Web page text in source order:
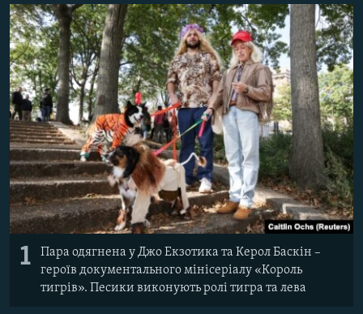
ВІДЕОУРОКИ «ELIFBE»
СВІДЧЕННЯ ОКУПАЦІЇ
УКРАЇНСЬКА ПРОБЛЕМА КРИМУ
ІНФОГРАФІКА
Русский
Qırımtatar
ДОЛУЧАЙСЯ!
Усі сайти RFE/RL
1
Пара одягнена у Джо Екзотика та Керол Баскін –
героїв документального мінісеріалу «Король
тигрів». Песики виконують ролі тигра та лева